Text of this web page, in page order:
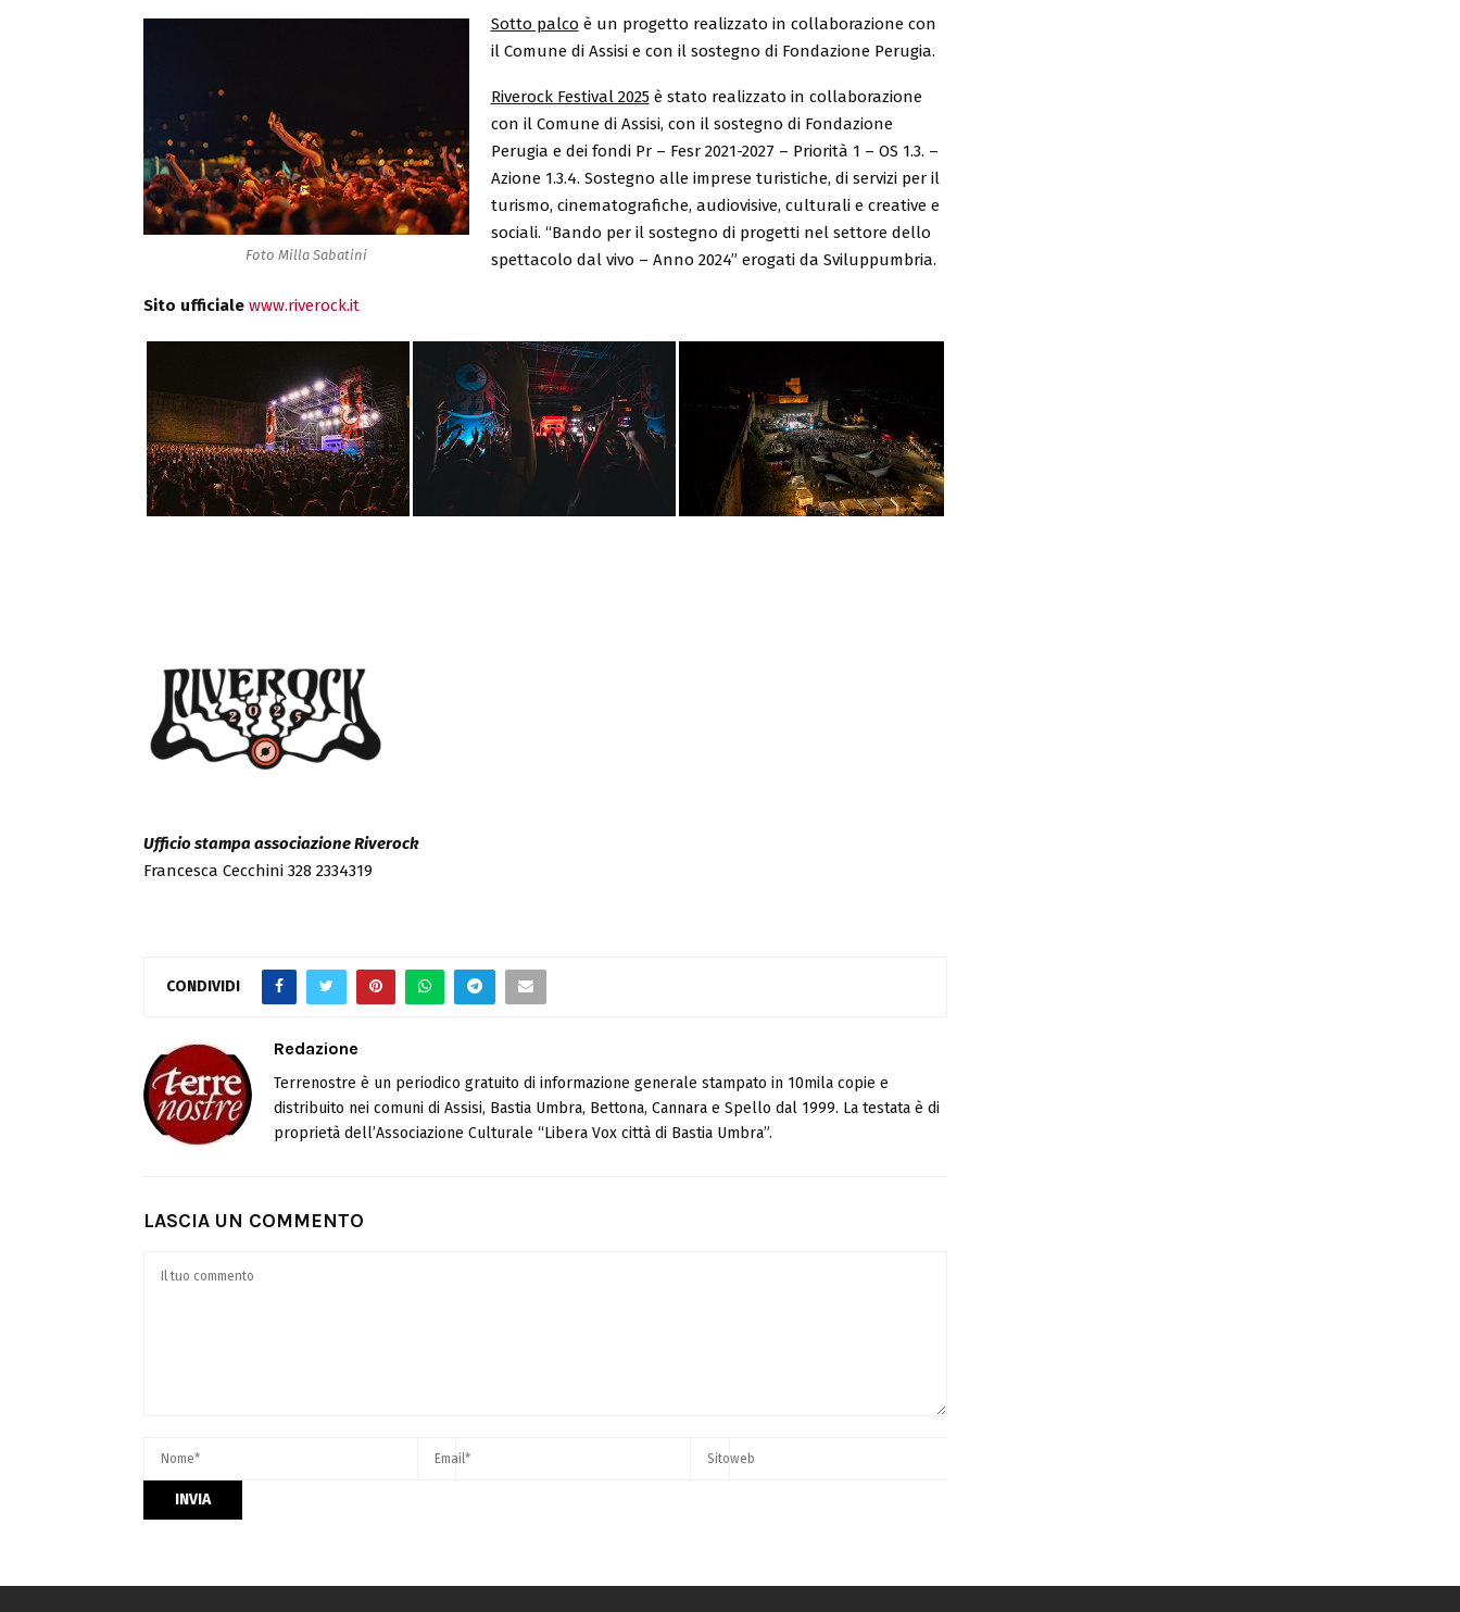
Foto Milla Sabatini
Sotto palco è un progetto realizzato in collaborazione con
il Comune di Assisi e con il sostegno di Fondazione Perugia.
Riverock Festival 2025è stato realizzato in collaborazione
con il Comune di Assisi, con il sostegno di Fondazione
Perugia e dei fondi Pr – Fesr 2021-2027 – Priorità 1 – OS 1.3. –
Azione 1.3.4. Sostegno alle imprese turistiche, di servizi per il
turismo, cinematografiche, audiovisive, culturali e creative e
sociali. “Bando per il sostegno di progetti nel settore dello
spettacolo dal vivo – Anno 2024” erogati da Sviluppumbria.
Sito ufficiale www.riverock.it
Ufficio stampa associazione Riverock
Francesca Cecchini 328 2334319
CONDIVIDI
Redazione
Terrenostre è un periodico gratuito di informazione generale stampato in 10mila copie e
distribuito nei comuni di Assisi, Bastia Umbra, Bettona, Cannara e Spello dal 1999. La testata è di
proprietà dell’Associazione Culturale “Libera Vox città di Bastia Umbra”.
LASCIA UN COMMENTO